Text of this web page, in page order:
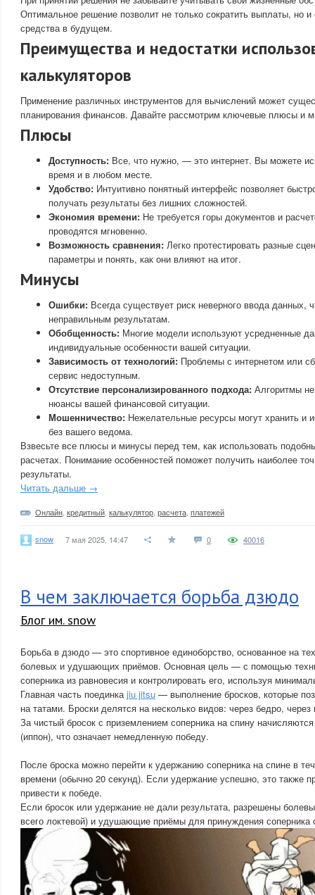
Оптимальное решение позволит не только сократить выплаты, но
средства в будущем.
Преимущества и недостатки
калькуляторов
Применение различных инструментов для вычислений может
планирования финансов. Давайте рассмотрим ключевые плюсы и
Плюсы
Доступность: Все, что нужно, — это интернет. Вы можете
время и в любом месте.
Удобство: Интуитивно понятный интерфейс позволяет
получать результаты без лишних сложностей.
Экономия времени: Не требуется горы документов и
проводятся мгновенно.
Возможность сравнения: Легко протестировать разные
параметры и понять, как они влияют на итог.
Минусы
Ошибки: Всегда существует риск неверного ввода данных,
неправильным результатам.
Обобщенность: Многие модели используют усредненные
индивидуальные особенности вашей ситуации.
Зависимость от технологий: Проблемы с интернетом или
сервис недоступным.
Отсутствие персонализированного подхода: Алгоритмы
нюансы вашей финансовой ситуации.
Мошенничество: Нежелательные ресурсы могут хранить и
без вашего ведома.
Взвесьте все плюсы и минусы перед тем, как использовать
расчетах. Понимание особенностей поможет получить наиболее
результаты.
Читать дальше →
Онлайн кредитный калькулятор расчета платежей
snow 7 мая 2025, 14:47 0 40016
В чем заключается борьба дзюдо
Блог им. snow
Борьба в дзюдо — это спортивное единоборство, основанное на
болевых и удушающих приёмов. Основная цель — с помощью
соперника из равновесия и контролировать его, используя
Главная часть поединкаjiu jitsu — выполнение бросков, которые
на татами. Броски делятся на несколько видов: через бедро,
За чистый бросок с приземлением соперника на спину
(иппон), что означает немедленную победу.
После броска можно перейти к удержанию соперника на спине в
времени (обычно 20 секунд). Если удержание успешно, это также
привести к победе.
Если бросок или удержание не дали результата, разрешены
всего локтевой) и удушающие приёмы для принуждения соперника